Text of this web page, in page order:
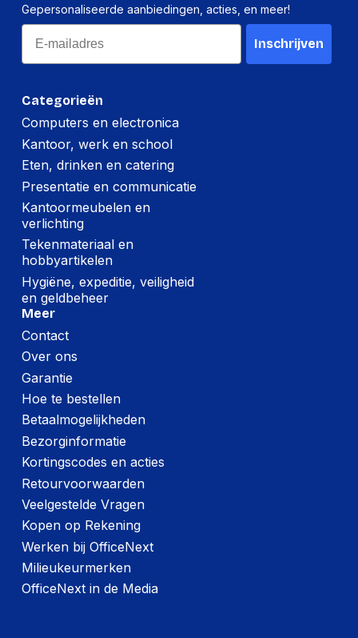
Hoeveelheid:
10 stuks
Hoogte:
45 millimeter
Lengte:
250 millimeter
Gewicht:
392 gram
Categorieën
Computers en electronica
Kantoor, werk en school
Eten, drinken en catering
Presentatie en communicatie
Kantoormeubelen en
verlichting
Tekenmateriaal en
hobbyartikelen
Hygiëne, expeditie, veiligheid
en geldbeheer
Meer
Contact
Over ons
Garantie
Hoe te bestellen
Betaalmogelijkheden
Bezorginformatie
Kortingscodes en acties
Retourvoorwaarden
Veelgestelde Vragen
Kopen op Rekening
Werken bij OfficeNext
Milieukeurmerken
OfficeNext in de Media
Gepersonaliseerde aanbiedingen, acties, en meer!
Email
Inschrijven